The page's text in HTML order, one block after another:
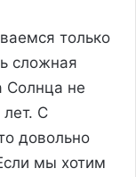
только
сложная
Солнца не
С
довольно
мы хотим